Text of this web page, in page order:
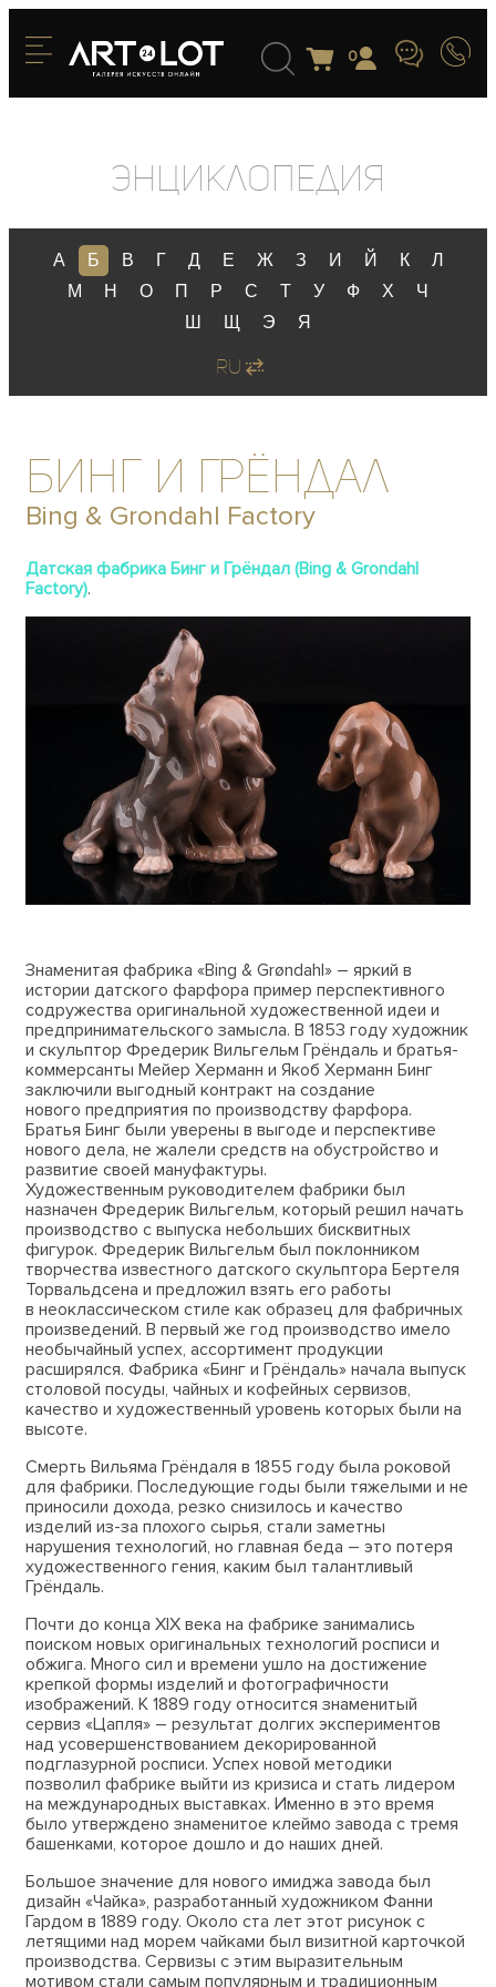
0
Энциклопедия
А Б В Г Д Е Ж З И Й К
Л
М
Н О П Р С Т У Ф Х
Ч
Ш
Щ Э Я
RU
Бинг и Грёндал
Bing & Grondahl Factory
Датская фабрика Бинг и Грёндал (Bing & Grondahl
Factory).
Знаменитая фабрика «Bing & Grøndahl» – яркий в
истории датского фарфора пример перспективного
содружества оригинальной художественной идеи и
предпринимательского замысла. В 1853 году художник
и скульптор Фредерик Вильгельм Грёндаль и братья-
коммерсанты Мейер Херманн и Якоб Херманн Бинг
заключили выгодный контракт на создание
нового предприятия по производству фарфора.
Братья Бинг были уверены в выгоде и перспективе
нового дела, не жалели средств на обустройство и
развитие своей мануфактуры.
Художественным руководителем фабрики был
назначен Фредерик Вильгельм, который решил начать
производство с выпуска небольших бисквитных
фигурок. Фредерик Вильгельм был поклонником
творчества известного датского скульптора Бертеля
Торвальдсена и предложил взять его работы
в неоклассическом стиле как образец для фабричных
произведений. В первый же год производство имело
необычайный успех, ассортимент продукции
расширялся. Фабрика «Бинг и Грёндаль» начала выпуск
столовой посуды, чайных и кофейных сервизов,
качество и художественный уровень которых были на
высоте.
Смерть Вильяма Грёндаля в 1855 году была роковой
для фабрики. Последующие годы были тяжелыми и не
приносили дохода, резко снизилось и качество
изделий из-за плохого сырья, стали заметны
нарушения технологий, но главная беда – это потеря
художественного гения, каким был талантливый
Грёндаль.
Почти до конца XIX века на фабрике занимались
поиском новых оригинальных технологий росписи и
обжига. Много сил и времени ушло на достижение
крепкой формы изделий и фотографичности
изображений. К 1889 году относится знаменитый
сервиз «Цапля» – результат долгих экспериментов
над усовершенствованием декорированной
подглазурной росписи. Успех новой методики
позволил фабрике выйти из кризиса и стать лидером
на международных выставках. Именно в это время
было утверждено знаменитое клеймо завода с тремя
башенками, которое дошло и до наших дней.
Большое значение для нового имиджа завода был
дизайн «Чайка», разработанный художником Фанни
Гардом в 1889 году. Около ста лет этот рисунок с
летящими над морем чайками был визитной карточкой
производства. Сервизы с этим выразительным
мотивом стали самым популярным и традиционным